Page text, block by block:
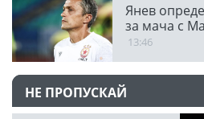
Янев
за мача с
13:46
НЕ ПРОПУСКАЙ